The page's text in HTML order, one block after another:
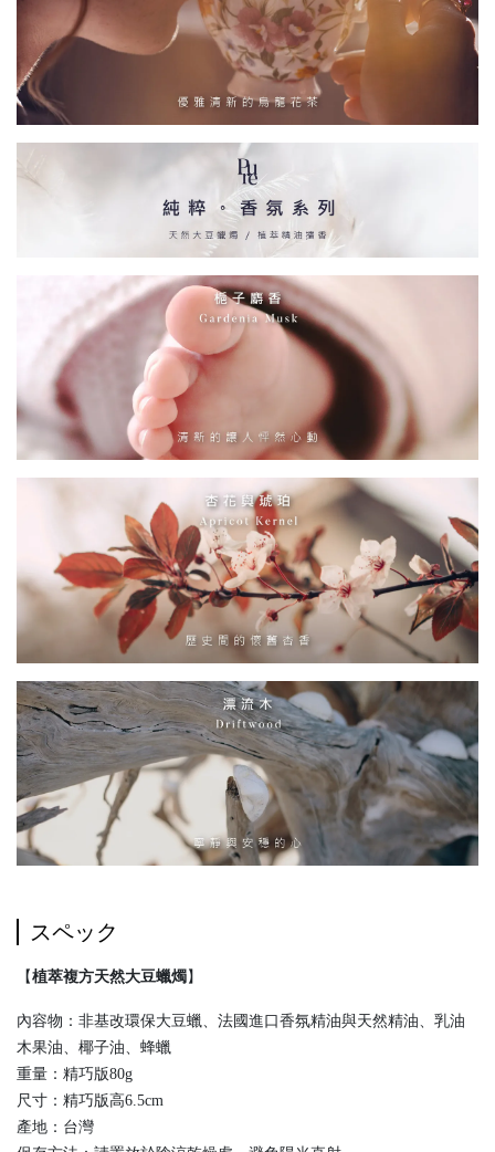
スペック
【植萃複方天然大豆蠟燭】
內容物：非基改環保大豆蠟、法國進口香氛精油與天然精油、乳油
木果油、椰子油、蜂蠟
重量：精巧版80g
尺寸：精巧版高6.5cm
產地：台灣